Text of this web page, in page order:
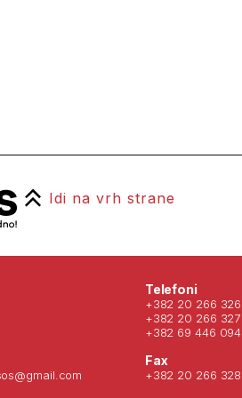
Idi na vrh strane
Telefoni
+382 20 266 326
+382 20 266 327
+382 69 446 094
Fax
+382 20 266 328